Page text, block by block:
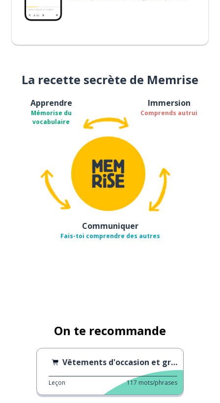
La recette secrète de Memrise
Apprendre
Mémorise du
vocabulaire
Immersion
Comprends autrui
Communiquer
Fais-toi comprendre des autres
On te recommande
Vêtements d'occasion et grandes marques
Leçon 117 mots/phrases